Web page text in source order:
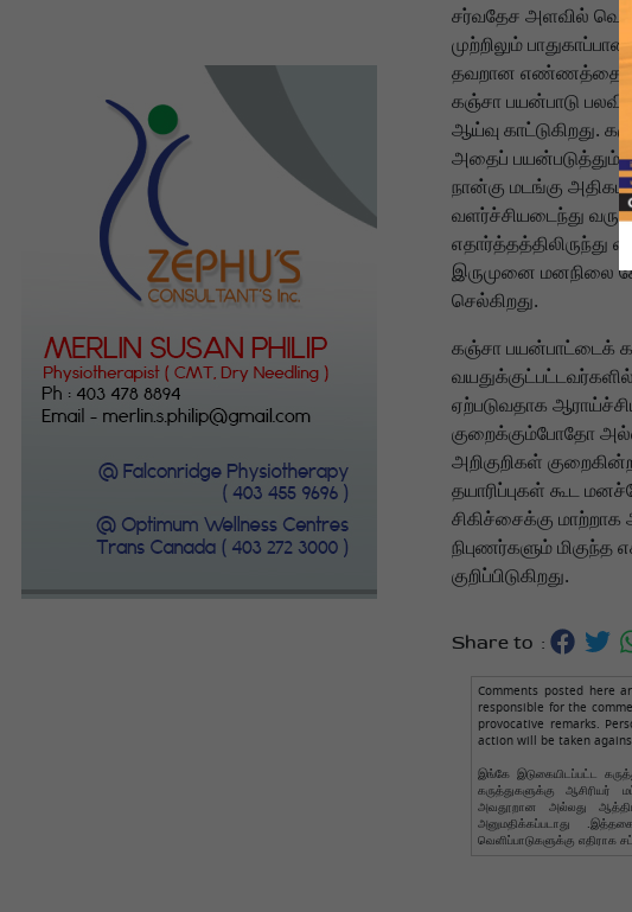
சர்வதேச அளவில்
முற்றிலும்
தவறான எண்ணத்தைத்
கஞ்சா பயன்பாடு
ஆய்வு காட்டுகிறது.
அதைப் பயன்படுத்தும்
நான்கு மடங்கு
வளர்ச்சியடைந்து
இருமுனை மனநிலை
செல்கிறது.
கஞ்சா பயன்பாட்டைக்
ஏற்படுவதாக
குறைக்கும்போதோ
அறிகுறிகள்
தயாரிப்புகள் கூட
சிகிச்சைக்கு மாற்றாக
நிபுணர்களும்
குறிப்பிடுகிறது.
Share to :
Comments posted here
responsible for the
provocative remarks.
action will be taken
இங்கே இடுகையிடப்பட்ட
கருத்துகளுக்கு ஆசிரியர்
அவதூறான அல்லது
அனுமதிக்கப்படாது
வெளிப்பாடுகளுக்கு எதிராக